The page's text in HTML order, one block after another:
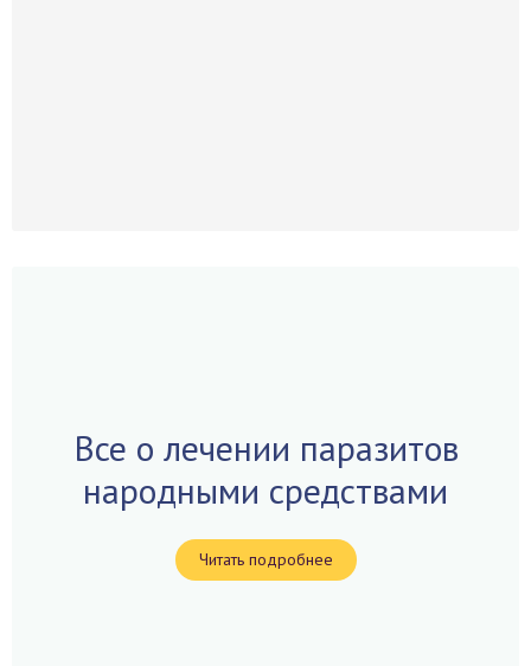
Все о лечении паразитов
народными средствами
Читать подробнее